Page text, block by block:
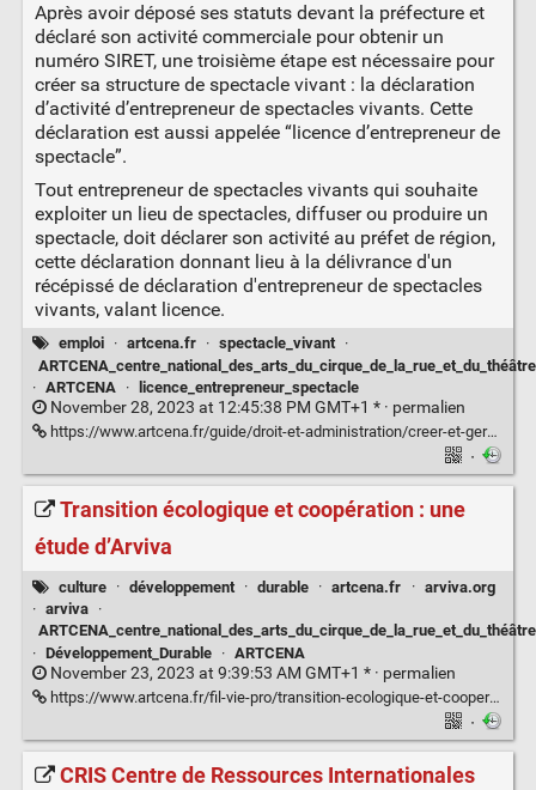
Après avoir déposé ses statuts devant la préfecture et
déclaré son activité commerciale pour obtenir un
numéro SIRET, une troisième étape est nécessaire pour
créer sa structure de spectacle vivant : la déclaration
d’activité d’entrepreneur de spectacles vivants. Cette
déclaration est aussi appelée “licence d’entrepreneur de
spectacle”.
Tout entrepreneur de spectacles vivants qui souhaite
exploiter un lieu de spectacles, diffuser ou produire un
spectacle, doit déclarer son activité au préfet de région,
cette déclaration donnant lieu à la délivrance d'un
récépissé de déclaration d'entrepreneur de spectacles
vivants, valant licence.
emploi · artcena.fr · spectacle_vivant ·
ARTCENA_centre_national_des_arts_du_cirque_de_la_rue_et_du_théâtre
· ARTCENA · licence_entrepreneur_spectacle
November 28, 2023 at 12:45:38 PM GMT+1 * · permalien
https://www.artcena.fr/guide/droit-et-administration/creer-et-gerer-sa-compagnie/declaration-dactivite-dentrepreneur-de-spectacles-vivants
·
Transition écologique et coopération : une
étude d’Arviva
culture · développement · durable · artcena.fr · arviva.org
· arviva
·
ARTCENA_centre_national_des_arts_du_cirque_de_la_rue_et_du_théâtre
· Développement_Durable · ARTCENA
November 23, 2023 at 9:39:53 AM GMT+1 * · permalien
https://www.artcena.fr/fil-vie-pro/transition-ecologique-et-cooperation-une-etude-darviva
·
CRIS Centre de Ressources Internationales